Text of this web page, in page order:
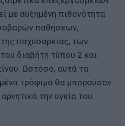
με αυξημένη πιθανότητα
παθήσεων,
παχυσαρκίας, των
διαβήτη τύπου 2 και
Ωστόσο, αυτά τα
τρόφιμα θα μπορούσαν
την υγεία του